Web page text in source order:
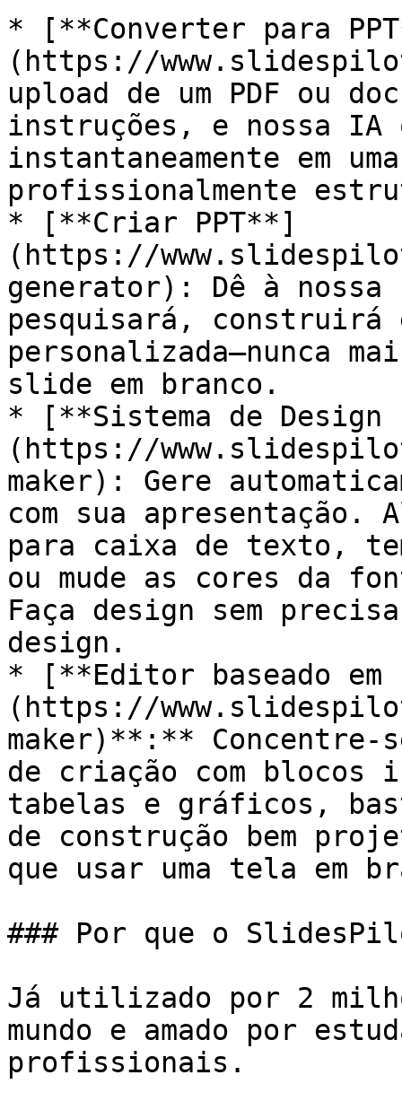
* [**Converter para
(https://
upload de um PDF ou
instruções, e nossa IA
instantaneamente em
profissionalmente
* [**Criar PPT**]
(https://
generator): Dê à
pesquisará, construirá
personalizada—nunca
slide em branco.
* [**Sistema de
(https://
maker): Gere
com sua apresentação.
para caixa de texto,
ou mude as cores da
Faça design sem
design.
* [**Editor baseado
(https://
maker)**:** Concentre-
de criação com blocos
tabelas e gráficos,
de construção bem
que usar uma tela em
### Por que o
Já utilizado por 2
mundo e amado por
profissionais.